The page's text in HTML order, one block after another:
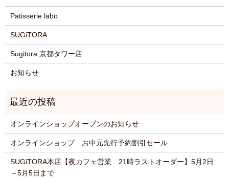
Patisserie labo
SUGiTORA
Sugitora 京都タワー店
お知らせ
オンラインショップオープンのお知らせ
オンラインショップ お中元先行予約割引セール
SUGiTORA本店【夜カフェ営業 21時ラストオーダー】5月2日
～5月5日まで